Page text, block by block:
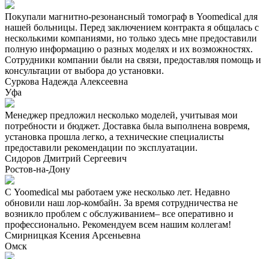
Покупали магнитно-резонансный томограф в Yoomedical для
нашей больницы. Перед заключением контракта я общалась с
несколькими компаниями, но только здесь мне предоставили
полную информацию о разных моделях и их возможностях.
Сотрудники компании были на связи, предоставляя помощь и
консультации от выбора до установки.
Суркова Надежда Алексеевна
Уфа
Менеджер предложил несколько моделей, учитывая мои
потребности и бюджет. Доставка была выполнена вовремя,
установка прошла легко, а технические специалисты
предоставили рекомендации по эксплуатации.
Сидоров Дмитрий Сергеевич
Ростов-на-Дону
С Yoomedical мы работаем уже несколько лет. Недавно
обновили наш лор-комбайн. За время сотрудничества не
возникло проблем с обслуживанием– все оперативно и
профессионально. Рекомендуем всем нашим коллегам!
Смирницкая Ксения Арсеньевна
Омск